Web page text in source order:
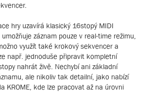
hry uzavírá klasický 16stopý MIDI
záznam pouze v real-time režimu,
využít také krokový sekvencer a
např. jednoduše připravit kompletní
nahrát živě. Nechybí ani základní
ale nikoliv tak detailní, jako nabízí
KROME, kde lze pracovat až na úrovni